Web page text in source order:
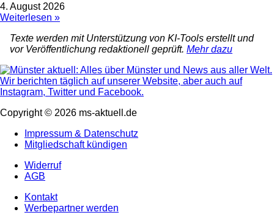
4. August 2026
Weiterlesen »
Texte werden mit Unterstützung von KI-Tools erstellt und
vor Veröffentlichung redaktionell geprüft. Mehr dazu
Copyright © 2026 ms-aktuell.de
Impressum & Datenschutz
Mitgliedschaft kündigen
Widerruf
AGB
Kontakt
Werbepartner werden